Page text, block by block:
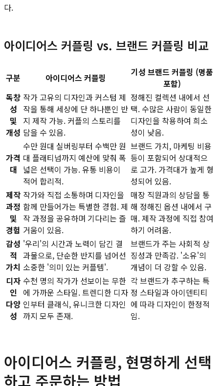
다.
아이디어스 커플링 vs. 브랜드 커플링 비교
구분 아이디어스 커플링
기성 브랜드 커플링 (명품
포함)
독창
성
및
개성
작가 고유의 디자인과 커스텀 제
작을 통해 세상에 단 하나뿐인 반
지 제작 가능. 커플의 스토리를
담을 수 있음.
정해진 컬렉션 내에서 선
택. 수많은 사람이 동일한
디자인을 착용하여 희소
성이 낮음.
가격
대
수만 원대 실버링부터 수백만 원
대 플래티넘까지 예산에 맞춰 폭
넓은 선택이 가능. 유통 비용이
적어 합리적.
브랜드 가치, 마케팅 비용
등이 포함되어 상대적으
로 고가. 가격대가 높게 형
성되어 있음.
제작
과정
및
경험
작가와 직접 소통하며 디자인을
함께 만들어가는 특별한 경험. 제
작 과정을 공유하며 기다리는 즐
거움이 있음.
매장 직원과의 상담을 통
해 정해진 옵션 내에서 구
매. 제작 과정에 직접 참여
하기 어려움.
감성
적
가치
'우리'의 시간과 노력이 담긴 결
과물으로, 단순한 반지를 넘어선
소중한 '의미 있는 커플템'.
브랜드가 주는 사회적 상
징성과 만족감. '소유'의
개념이 더 강할 수 있음.
디자
인
다양
성
수천 명의 작가가 선보이는 무한
에 가까운 스타일. 트렌디한 디자
인부터 클래식, 유니크한 디자인
까지 모두 존재.
각 브랜드가 추구하는 특
정 스타일과 아이덴티티
에 따라 디자인이 한정적
임.
아이디어스 커플링, 현명하게 선택
하고 주문하는 방법